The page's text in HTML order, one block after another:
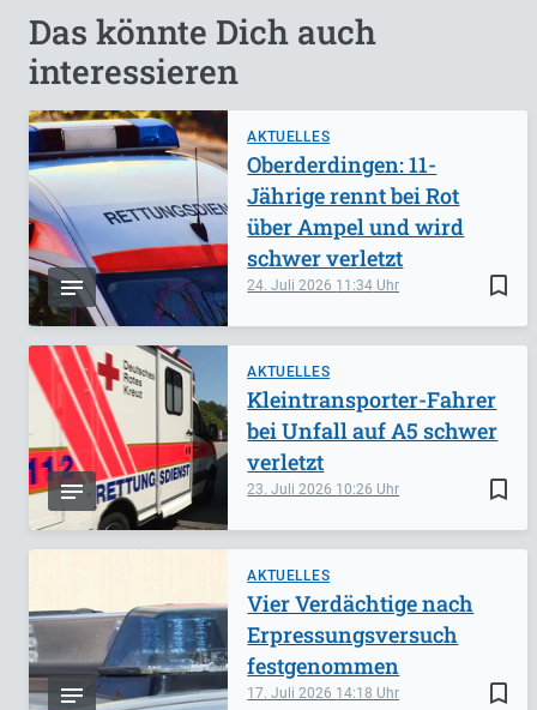
Das könnte Dich auch
interessieren
AKTUELLES
bookmark_border
24. Juli 2026 11:34
Oberderdingen: 11-
Jährige rennt bei Rot
über Ampel und wird
schwer verletzt
AKTUELLES
bookmark_border
23. Juli 2026 10:26
Kleintransporter-Fahrer
bei Unfall auf A5 schwer
verletzt
AKTUELLES
bookmark_border
17. Juli 2026 14:18
Vier Verdächtige nach
Erpressungsversuch
festgenommen